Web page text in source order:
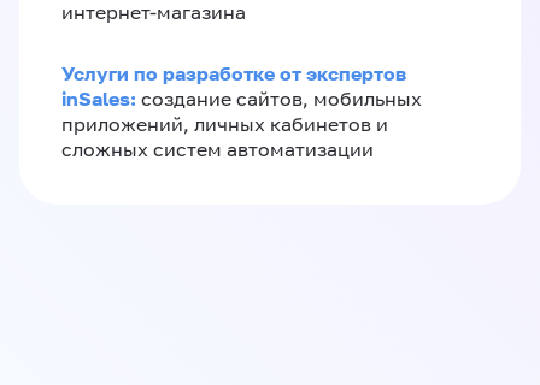
интернет-магазина
Услуги по разработке от экспертов
inSales: создание сайтов, мобильных
приложений, личных кабинетов и
сложных систем автоматизации